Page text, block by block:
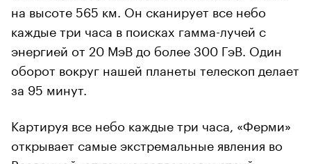
на высоте 565 км. Он сканирует все небо
каждые три часа в поисках гамма-лучей с
энергией от 20 МэВ до более 300 ГэВ. Один
оборот вокруг нашей планеты телескоп делает
за 95 минут.
Картируя все небо каждые три часа, «Ферми»
открывает самые экстремальные явления во